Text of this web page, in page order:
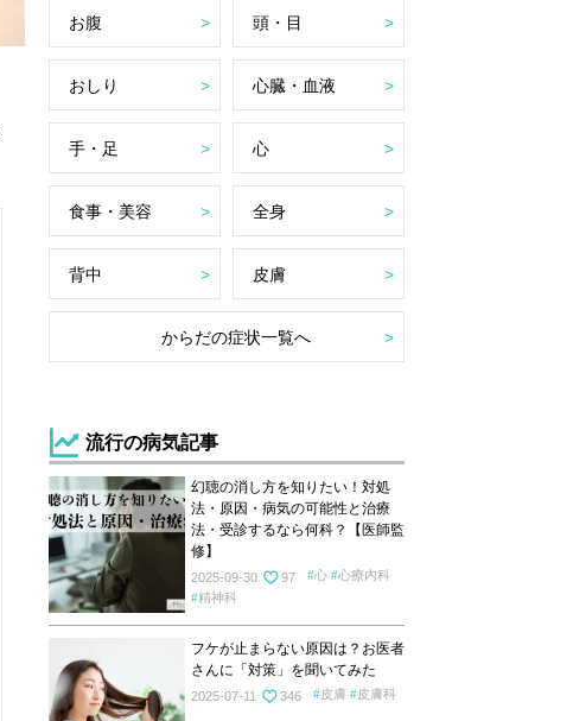
お腹 頭・目
おしり 心臓・血液
手・足 心
食事・美容 全身
背中 皮膚
からだの症状一覧へ
流行の病気記事
幻聴の消し方を知りたい！対処
法・原因・病気の可能性と治療
法・受診するなら何科？【医師監
修】
2025-09-30 97 心
心療内科
精神科
フケが止まらない原因は？お医者
さんに「対策」を聞いてみた
2025-07-11 346 皮膚 皮膚科